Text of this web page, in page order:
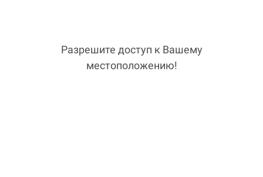
Разрешите доступ к Вашему
местоположению!